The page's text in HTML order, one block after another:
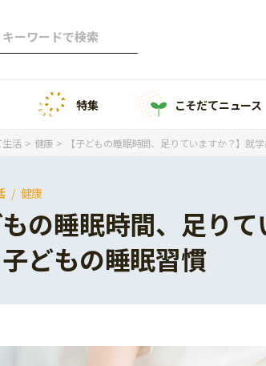
1歳
小学2年生
特集 こそだてニュース
生活 健康 【子どもの睡眠時間、足りていますか？】就
健康
もの睡眠時間、足り
どもの睡眠習慣